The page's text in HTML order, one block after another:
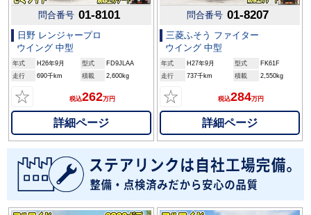
問合番号 01-8101
日野 レンジャープロ
ウイング 中型
年式 H26年9月 型式
FD9JLAA
走行
690千km 積載 2,600kg
☆ 税込262万円
詳細ページ
問合番号 01-8207
三菱ふそう ファイター
ウイング 中型
年式 H27年9月 型式
FK61F
走行
737千km 積載 2,550kg
☆ 税込284万円
詳細ページ